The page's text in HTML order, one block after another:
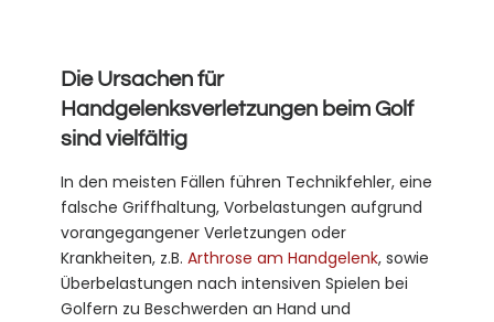
Die Ursachen für
Handgelenksverletzungen beim Golf
sind vielfältig
In den meisten Fällen führen Technikfehler, eine
falsche Griffhaltung, Vorbelastungen aufgrund
vorangegangener Verletzungen oder
Krankheiten, z.B. Arthrose am Handgelenk, sowie
Überbelastungen nach intensiven Spielen bei
Golfern zu Beschwerden an Hand und